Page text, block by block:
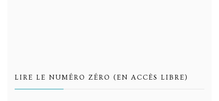
LIRE LE NUMÉRO ZÉRO (EN ACCÈS LIBRE)